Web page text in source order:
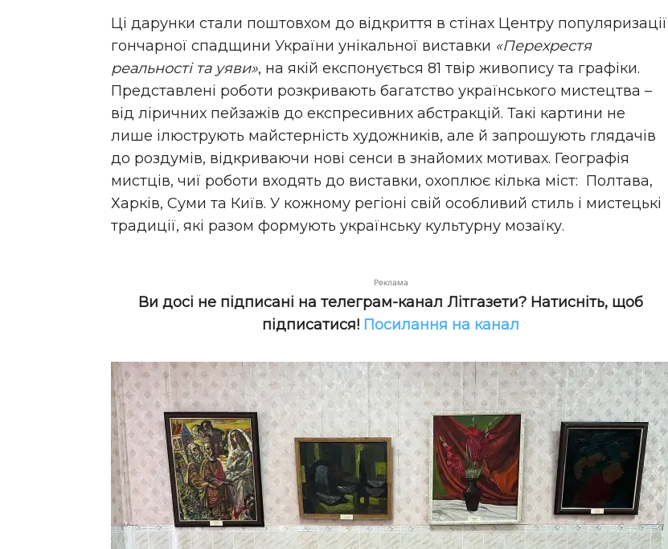
Ці дарунки стали поштовхом до відкриття в стінах Центру популяризації
гончарної спадщини України унікальної виставки «Перехрестя
реальності та уяви», на якій експонується 81 твір живопису та графіки.
Представлені роботи розкривають багатство українського мистецтва –
від ліричних пейзажів до експресивних абстракцій. Такі картини не
лише ілюструють майстерність художників, але й запрошують глядачів
до роздумів, відкриваючи нові сенси в знайомих мотивах. Географія
мистців, чиї роботи входять до виставки, охоплює кілька міст: Полтава,
Харків, Суми та Київ. У кожному регіоні свій особливий стиль і мистецькі
традиції, які разом формують українську культурну мозаїку.
Реклама
Ви досі не підписані на телеграм-канал Літгазети? Натисніть, щоб
підписатися! Посилання на канал